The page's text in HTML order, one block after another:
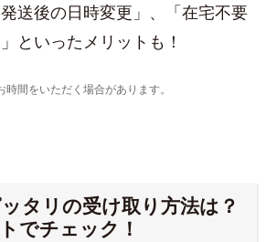
送後の日時変更」、「在宅不要
といったメリットも！
間をいただく場合があります。
タリの受け取り方法は？
でチェック！